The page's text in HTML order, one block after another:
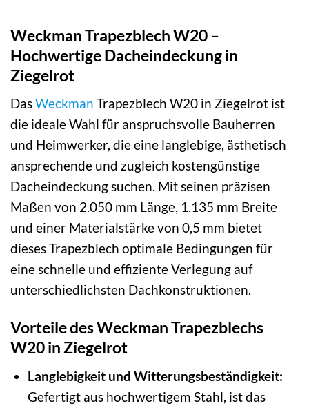
Weckman Trapezblech W20 –
Hochwertige Dacheindeckung in
Ziegelrot
DasWeckman Trapezblech W20 in Ziegelrot ist
die ideale Wahl für anspruchsvolle Bauherren
und Heimwerker, die eine langlebige, ästhetisch
ansprechende und zugleich kostengünstige
Dacheindeckung suchen. Mit seinen präzisen
Maßen von 2.050 mm Länge, 1.135 mm Breite
und einer Materialstärke von 0,5 mm bietet
dieses Trapezblech optimale Bedingungen für
eine schnelle und effiziente Verlegung auf
unterschiedlichsten Dachkonstruktionen.
Vorteile des Weckman Trapezblechs
W20 in Ziegelrot
Langlebigkeit und Witterungsbeständigkeit:
Gefertigt aus hochwertigem Stahl, ist das